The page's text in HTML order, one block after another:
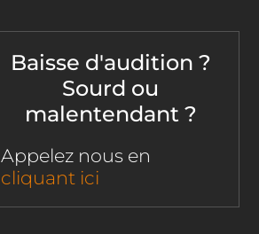
Baisse d'audition ?
Sourd ou
malentendant ?
Appelez nous en
cliquant ici